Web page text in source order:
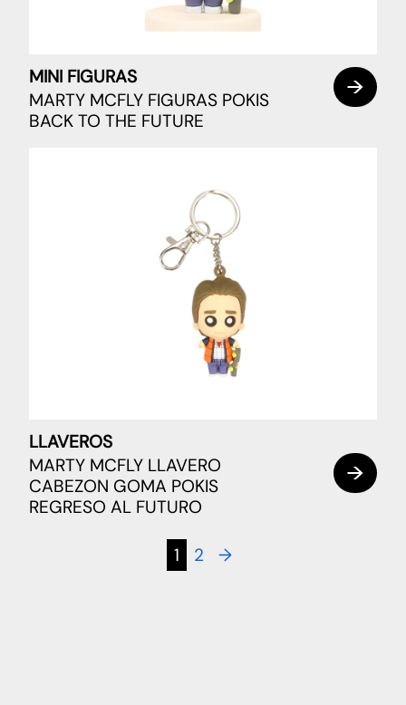
MINI FIGURAS
MARTY MCFLY FIGURAS POKIS
BACK TO THE FUTURE
LLAVEROS
MARTY MCFLY LLAVERO
CABEZON GOMA POKIS
REGRESO AL FUTURO
1 2 →